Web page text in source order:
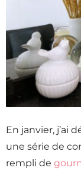
En janvier, j’ai
une série de
rempli de